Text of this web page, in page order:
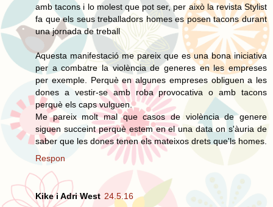
amb tacons i lo molest que pot ser, per això la revista Stylist
fa que els seus treballadors homes es posen tacons durant
una jornada de treball
Aquesta manifestació me pareix que es una bona iniciativa
per a combatre la violència de generes en les empreses
per exemple. Perquè en algunes empreses obliguen a les
dones a vestir-se amb roba provocativa o amb tacons
perquè els caps vulguen.
Me pareix molt mal que casos de violència de genere
siguen succeint perquè estem en el una data on s'àuria de
saber que les dones tenen els mateixos drets que'ls homes.
Respon
Kike i Adri West 24.5.16